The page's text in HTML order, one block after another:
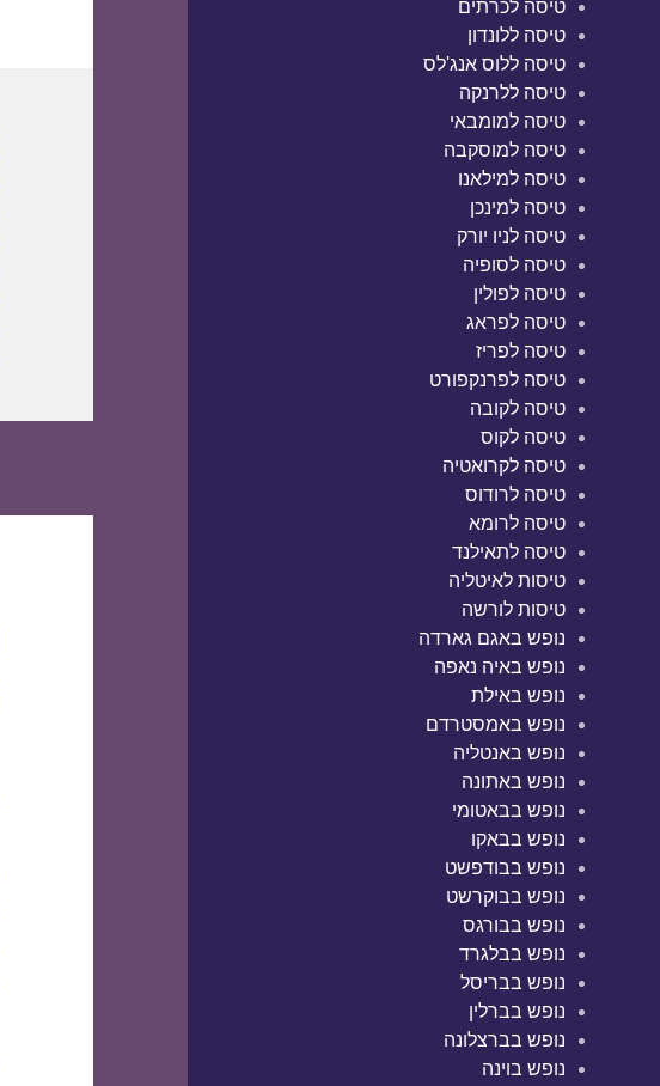
טיסה לכרתים
טיסה ללונדון
טיסה ללוס אנג'לס
טיסה ללרנקה
טיסה למומבאי
טיסה למוסקבה
טיסה למילאנו
טיסה למינכן
טיסה לניו יורק
טיסה לסופיה
טיסה לפולין
טיסה לפראג
טיסה לפריז
טיסה לפרנקפורט
טיסה לקובה
טיסה לקוס
טיסה לקרואטיה
טיסה לרודוס
טיסה לרומא
טיסה לתאילנד
טיסות לאיטליה
טיסות לורשה
נופש באגם גארדה
נופש באיה נאפה
נופש באילת
נופש באמסטרדם
נופש באנטליה
נופש באתונה
נופש בבאטומי
נופש בבאקו
נופש בבודפשט
נופש בבוקרשט
נופש בבורגס
נופש בבלגרד
נופש בבריסל
נופש בברלין
נופש בברצלונה
נופש בוינה